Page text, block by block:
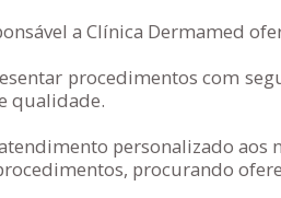
a Clínica Dermamed
procedimentos com
qualidade.
personalizado
procurando